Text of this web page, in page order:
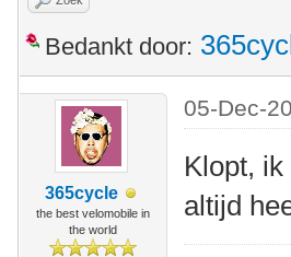
Bedankt door:
365cycle
the best velomobile in
the world
05-Dec-
Klopt,
altijd